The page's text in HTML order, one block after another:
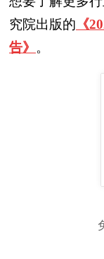
究院出版的 《
告》 。